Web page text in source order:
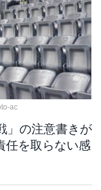
ac
」の注意書きが
任を取らない感